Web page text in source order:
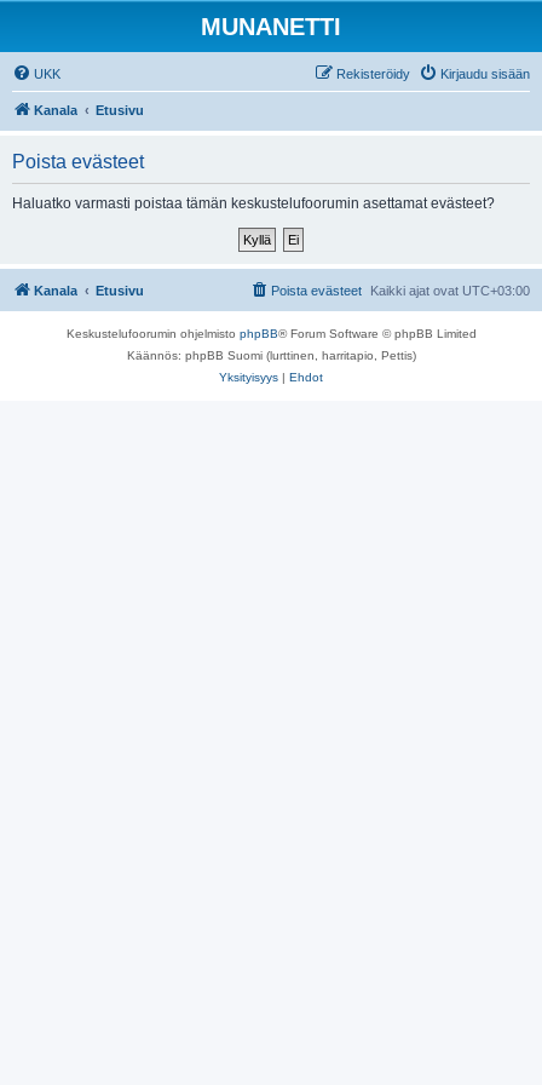
MUNANETTI
UKK Kirjaudu sisään
Rekisteröidy
Kanala Etusivu
Poista evästeet
Haluatko varmasti poistaa tämän keskustelufoorumin asettamat evästeet?
Kanala Etusivu Kaikki ajat ovat UTC+03:00
Poista evästeet
Keskustelufoorumin ohjelmisto phpBB® Forum Software © phpBB Limited
Käännös: phpBB Suomi (lurttinen, harritapio, Pettis)
Yksityisyys | Ehdot